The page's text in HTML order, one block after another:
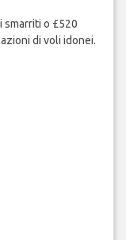
smarriti o £520
di voli idonei.